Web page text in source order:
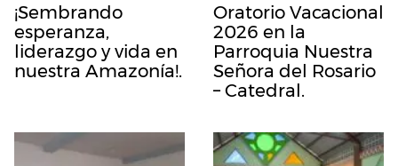
¡Sembrando
esperanza,
liderazgo y vida en
nuestra Amazonía!.
Oratorio Vacacional
2026 en la
Parroquia Nuestra
Señora del Rosario
– Catedral.